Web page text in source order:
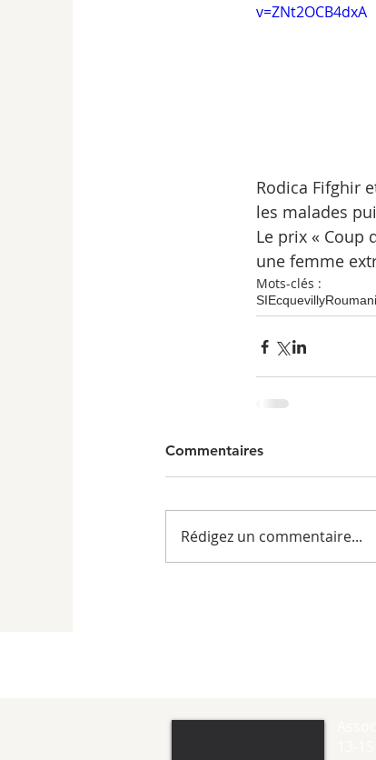
v=ZNt2OCB4dxA
Rodica Fifghir
les malades
Le prix «
une femme
Mots-clés :
SIEcquevilly
Commentaires
Rédigez un commentaire...